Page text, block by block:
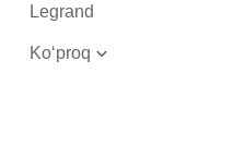
Legrand
Ko‘proq